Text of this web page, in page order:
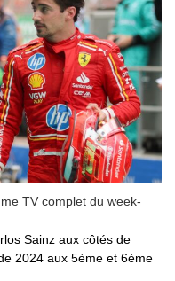
TV complet du week-
Sainz aux côtés de
2024 aux 5ème et 6ème